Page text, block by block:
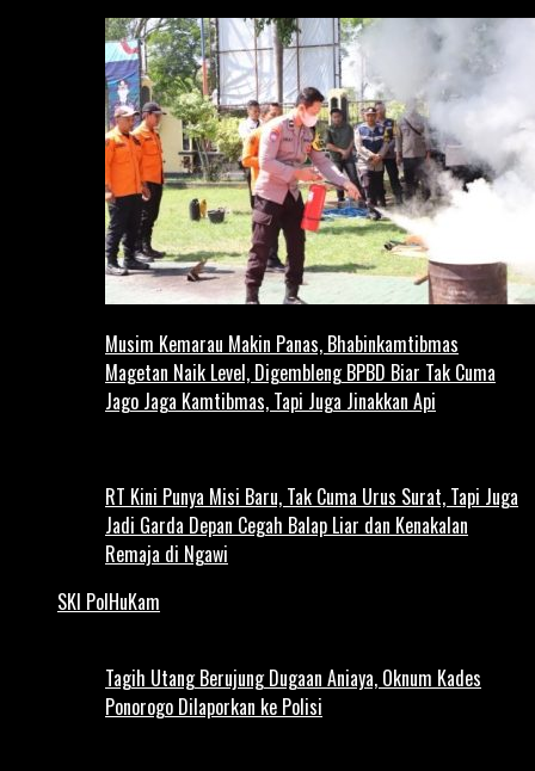
Musim Kemarau Makin Panas, Bhabinkamtibmas
Magetan Naik Level, Digembleng BPBD Biar Tak Cuma
Jago Jaga Kamtibmas, Tapi Juga Jinakkan Api
RT Kini Punya Misi Baru, Tak Cuma Urus Surat, Tapi Juga
Jadi Garda Depan Cegah Balap Liar dan Kenakalan
Remaja di Ngawi
SKI PolHuKam
Tagih Utang Berujung Dugaan Aniaya, Oknum Kades
Ponorogo Dilaporkan ke Polisi